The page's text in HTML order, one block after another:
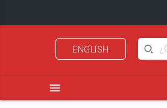
ENGLISH
menu